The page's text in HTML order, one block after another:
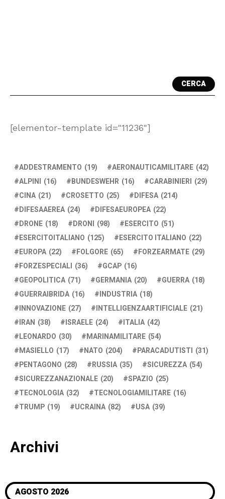
CERCA
[elementor-template id="11236"]
ADDESTRAMENTO (19) AERONAUTICAMILITARE (42)
ALPINI (16) BUNDESWEHR (16) CARABINIERI (29)
CINA (21) CROSETTO (25) DIFESA (214)
DIFESAAEREA (24) DIFESAEUROPEA (22)
DRONE (18) DRONI (98) ESERCITO (51)
ESERCITOITALIANO (125) ESERCITO ITALIANO (22)
EUROPA (22) FOLGORE (65) FORZEARMATE (29)
FORZESPECIALI (36) GCAP (16)
GEOPOLITICA (71) GERMANIA (20) GUERRA (18)
GUERRAIBRIDA (16) INDUSTRIA (18)
INNOVAZIONE (27) INTELLIGENZAARTIFICIALE (21)
IRAN (38) ISRAELE (24) ITALIA (42)
LEONARDO (30) MARINAMILITARE (54)
MASIELLO (17) NATO (204) PARACADUTISTI (31)
PENTAGONO (28) RUSSIA (35) SICUREZZA (54)
SICUREZZANAZIONALE (20) SPAZIO (25)
TECNOLOGIA (32) TECNOLOGIAMILITARE (16)
TRUMP (19) UCRAINA (82) USA (39)
Archivi
AGOSTO 2026